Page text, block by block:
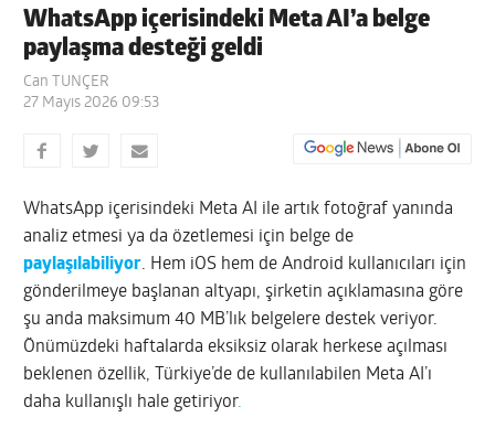
WhatsApp içerisindeki Meta AI’a belge
paylaşma desteği geldi
Can TUNÇER
27 Mayıs 2026 09:53
WhatsApp içerisindeki Meta AI ile artık fotoğraf yanında
analiz etmesi ya da özetlemesi için belge de
paylaşılabiliyor. Hem iOS hem de Android kullanıcıları için
gönderilmeye başlanan altyapı, şirketin açıklamasına göre
şu anda maksimum 40 MB’lık belgelere destek veriyor.
Önümüzdeki haftalarda eksiksiz olarak herkese açılması
beklenen özellik, Türkiye’de de kullanılabilen Meta AI’ı
daha kullanışlı hale getiriyor.